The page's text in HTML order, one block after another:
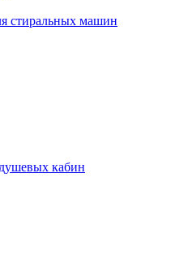
стиральных машин
кабин